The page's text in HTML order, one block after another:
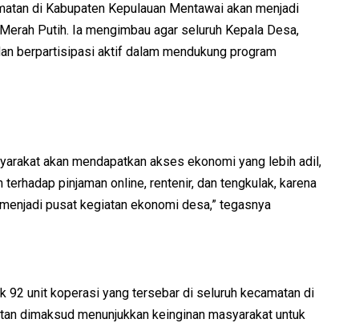
di Kabupaten Kepulauan Mentawai akan menjadi
Putih. Ia mengimbau agar seluruh Kepala Desa,
berpartisipasi aktif dalam mendukung program
akan mendapatkan akses ekonomi yang lebih adil,
pinjaman online, rentenir, dan tengkulak, karena
pusat kegiatan ekonomi desa,” tegasnya
92 unit koperasi yang tersebar di seluruh kecamatan di
dimaksud menunjukkan keinginan masyarakat untuk